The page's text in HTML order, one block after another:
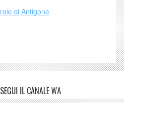
di Antigone
SEGUI IL CANALE WA